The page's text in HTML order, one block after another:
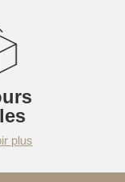
plus